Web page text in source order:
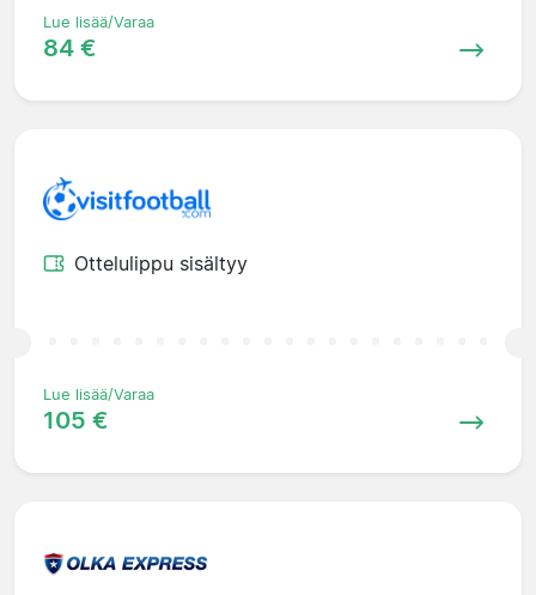
Lue lisää/Varaa
84 €
Ottelulippu sisältyy
Lue lisää/Varaa
105 €